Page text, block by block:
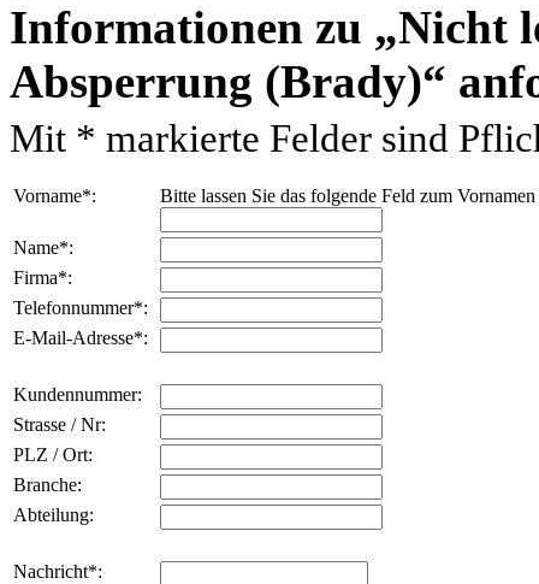
Informationen zu
Nicht
Absperrung (Brady)
Mit * markierte Felder sind
Vorname*: Bitte lassen Sie das folgende Feld zum
Name*:
Firma*:
Telefonnummer*:
E-Mail-Adresse*:
Kundennummer:
Strasse / Nr:
PLZ / Ort:
Branche:
Abteilung:
Nachricht*: